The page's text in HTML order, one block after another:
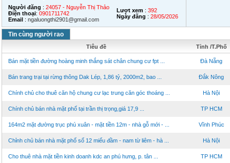
Người đăng : 24057 - Nguyễn Thị Thảo
Điện thoại: 0901711742
Email : ngaluongthi2901@gmail.com
Lượt xem : 392
Ngày đăng : 28/05/2026
Tin cùng người rao
Tiêu đề Tỉnh /T.Phố
Bán mặt tiền đường hoàng minh thắng sát chân chung cư fpt ... Đà Nẵng
Bán trang trại tại rừng thông Dak Lép, 1,86 tỷ, 2000m2, bao ... Đắk Nông
Chính chủ cho thuê căn hộ chung cư lạc trung căn góc thoáng ... Hà Nội
Chính chủ bán nhà mặt phố tại trần thị trọng,giá 17,9 ... TP HCM
164m2 mặt đường trục phú xuân - mặt tiền 12m - nhà gỗ mới - ... Vĩnh Phúc
Chỉnh chủ bán nhà mặt phố số 12 miếu đầm - nam từ liêm - hà ... Hà Nội
Cho thuê nhà mặt tiền kinh doanh kdc an phú hưng, p. tân ... TP HCM